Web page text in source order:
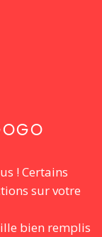
! Certains
sur votre
bien remplis